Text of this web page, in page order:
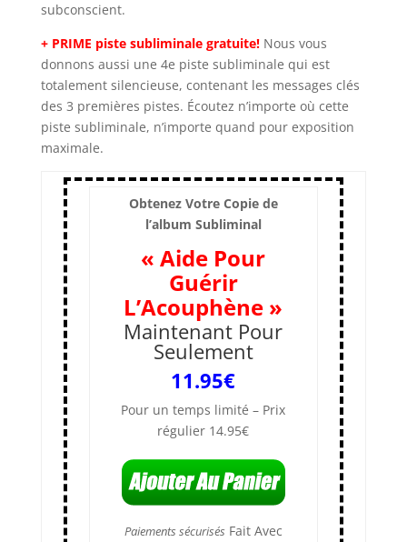
subconscient.
+ PRIME piste subliminale gratuite!Nous vous
donnons aussi une 4e piste subliminale qui est
totalement silencieuse, contenant les messages clés
des 3 premières pistes. Écoutez n’importe où cette
piste subliminale, n’importe quand pour exposition
maximale.
Obtenez Votre Copie de
l’album Subliminal
« Aide Pour
Guérir
L’Acouphène »
Maintenant Pour
Seulement
11.95€
Pour un temps limité – Prix
régulier 14.95€
Paiements sécurisés Fait Avec